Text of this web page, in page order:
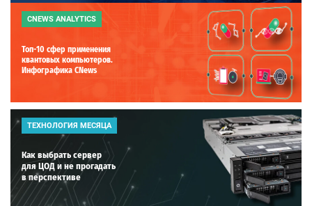
CNEWS ANALYTICS
Топ-10 сфер применения
квантовых компьютеров.
Инфографика CNews
ТЕХНОЛОГИЯ МЕСЯЦА
Как выбрать сервер
для ЦОД и не прогадать
в перспективе